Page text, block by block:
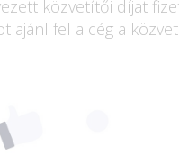
közvetítői díjat
ajánl fel a cég a